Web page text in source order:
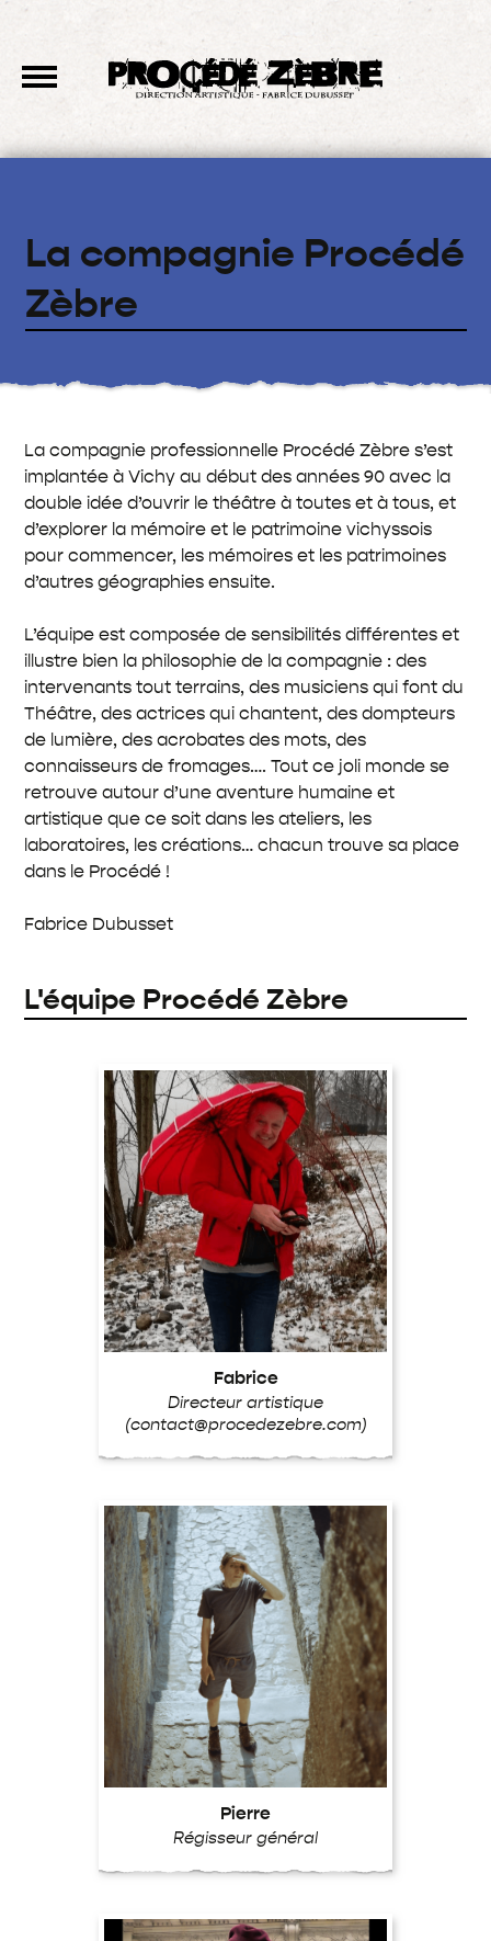
La compagnie Procédé
Zèbre
La compagnie professionnelle Procédé Zèbre s’est
implantée à Vichy au début des années 90 avec la
double idée d’ouvrir le théâtre à toutes et à tous, et
d’explorer la mémoire et le patrimoine vichyssois
pour commencer, les mémoires et les patrimoines
d’autres géographies ensuite.
L’équipe est composée de sensibilités différentes et
illustre bien la philosophie de la compagnie : des
intervenants tout terrains, des musiciens qui font du
Théâtre, des actrices qui chantent, des dompteurs
de lumière, des acrobates des mots, des
connaisseurs de fromages…. Tout ce joli monde se
retrouve autour d’une aventure humaine et
artistique que ce soit dans les ateliers, les
laboratoires, les créations… chacun trouve sa place
dans le Procédé !
Fabrice Dubusset
L'équipe Procédé Zèbre
Fabrice
Directeur artistique
(contact@procedezebre.com)
Pierre
Régisseur général